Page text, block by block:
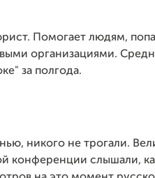
Помогает людям,
организациями.
за полгода.
никого не трогали.
конференции слышали,